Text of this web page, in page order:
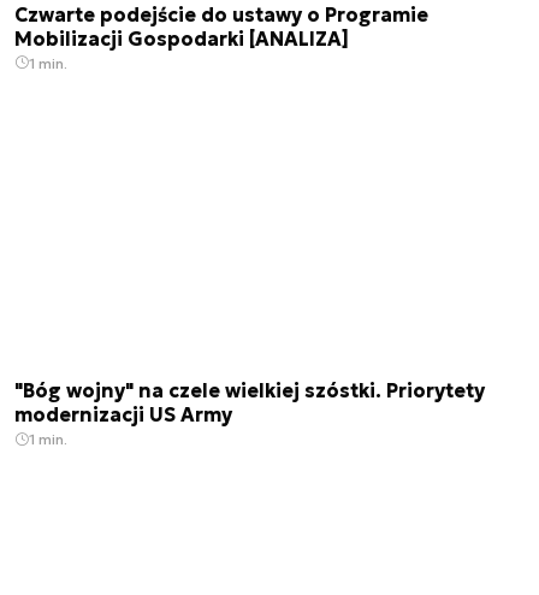
Czwarte podejście do ustawy o Programie
Mobilizacji Gospodarki [ANALIZA]
1 min.
"Bóg wojny" na czele wielkiej szóstki. Priorytety
modernizacji US Army
1 min.